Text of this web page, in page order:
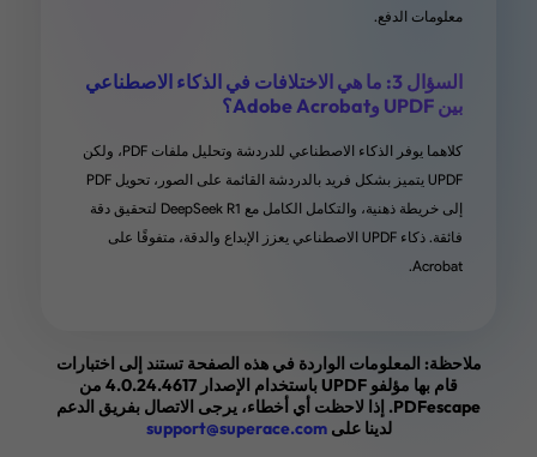
أستخدم Adobe Acrobat لسنوات، وعلى الرغم من أن تكلفته
فقط 20 دولارًا شهريًا، إلا أن احتياجاتي كانت تتلخص في عرض
أشياء أساسية نسبيًا. uPDF يسمح لي بفعل كل ذلك (وربما
لست متأكدًا بشأن الإضافة (التي ليست جزءًا من
الصفقة) لـ uPDF AI (لم أكن أستخدم أي إضافة ذكاء اصطناعي
من Adobe أيضًا)، لذا لست متأكدًا من كيفية تحسين هذه الأداة
من ريتشارد كيستنن في AppSumo
معلومات الدفع.
السؤال 3: ما هي الاختلافات في الذكاء الاصطناعي
بين UPDF وAdobe Acrobat؟
كلاهما يوفر الذكاء الاصطناعي للدردشة وتحليل ملفات PDF، ولكن
UPDF يتميز بشكل فريد بالدردشة القائمة على الصور، تحويل PDF
إلى خريطة ذهنية، والتكامل الكامل مع DeepSeek R1 لتحقيق دقة
فائقة. ذكاء UPDF الاصطناعي يعزز الإبداع والدقة، متفوقًا على
Acrobat.
ملاحظة: المعلومات الواردة في هذه الصفحة تستند إلى اختبارات
قام بها مؤلفو UPDF باستخدام الإصدار 4.0.24.4617 من
PDFescape. إذا لاحظت أي أخطاء، يرجى الاتصال بفريق الدعم
لدينا علىsupport@superace.com